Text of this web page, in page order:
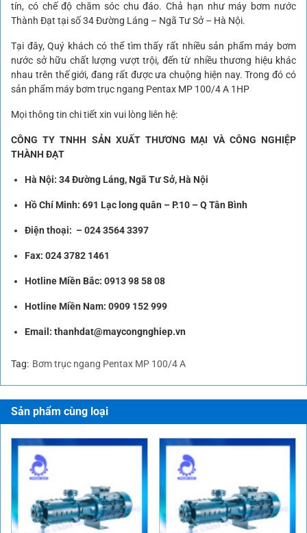
tín, có chế độ chăm sóc chu đáo. Chả hạn như máy bơm nước
Thành Đạt tại số 34 Đường Láng – Ngã Tư Sở – Hà Nội.
Tại đây, Quý khách có thể tìm thấy rất nhiều sản phẩm máy bơm
nước sở hữu chất lượng vượt trội, đến từ nhiều thương hiệu khác
nhau trên thế giới, đang rất được ưa chuộng hiện nay. Trong đó có
sản phẩm máy bơm trục ngang Pentax MP 100/4 A 1HP
Mọi thông tin chi tiết xin vui lòng liên hệ:
CÔNG TY TNHH SẢN XUẤT THƯƠNG MẠI VÀ CÔNG NGHIỆP
THÀNH ĐẠT
Hà Nội: 34 Đường Láng, Ngã Tư Sở, Hà Nội
Hồ Chí Minh: 691 Lạc long quân – P.10 – Q Tân Bình
Điện thoại: –024 3564 3397
Fax: 024 3782 1461
Hotline Miền Bắc: 0913 98 58 08
Hotline Miền Nam: 0909 152 999
Email: thanhdat@maycongnghiep.vn
Tag: Bơm trục ngang Pentax MP 100/4 A
Sản phẩm cùng loại